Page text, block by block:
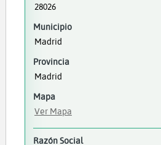
28026
Municipio
Madrid
Provincia
Madrid
Mapa
Ver Mapa
Razón Social